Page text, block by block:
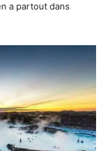
a partout dans